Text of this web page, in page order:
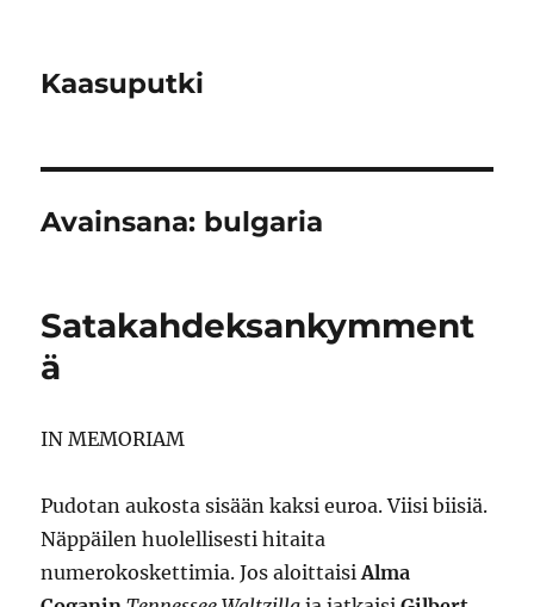
Kaasuputki
Avainsana: bulgaria
Satakahdeksankymment
ä
IN MEMORIAM
Pudotan aukosta sisään kaksi euroa. Viisi biisiä.
Näppäilen huolellisesti hitaita
numerokoskettimia. Jos aloittaisiAlma